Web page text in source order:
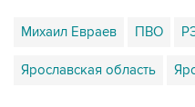
Михаил Евраев ПВО
Ярославская область